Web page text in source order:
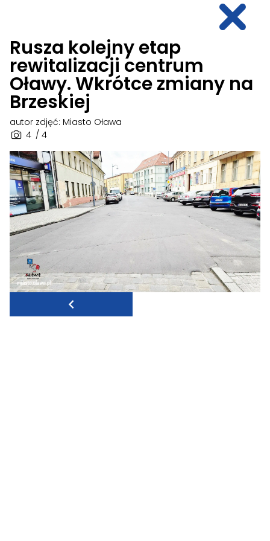
Rusza kolejny etap
rewitalizacji centrum
Oławy. Wkrótce zmiany na
Brzeskiej
4 / 4
autor zdjęć: Miasto Oława